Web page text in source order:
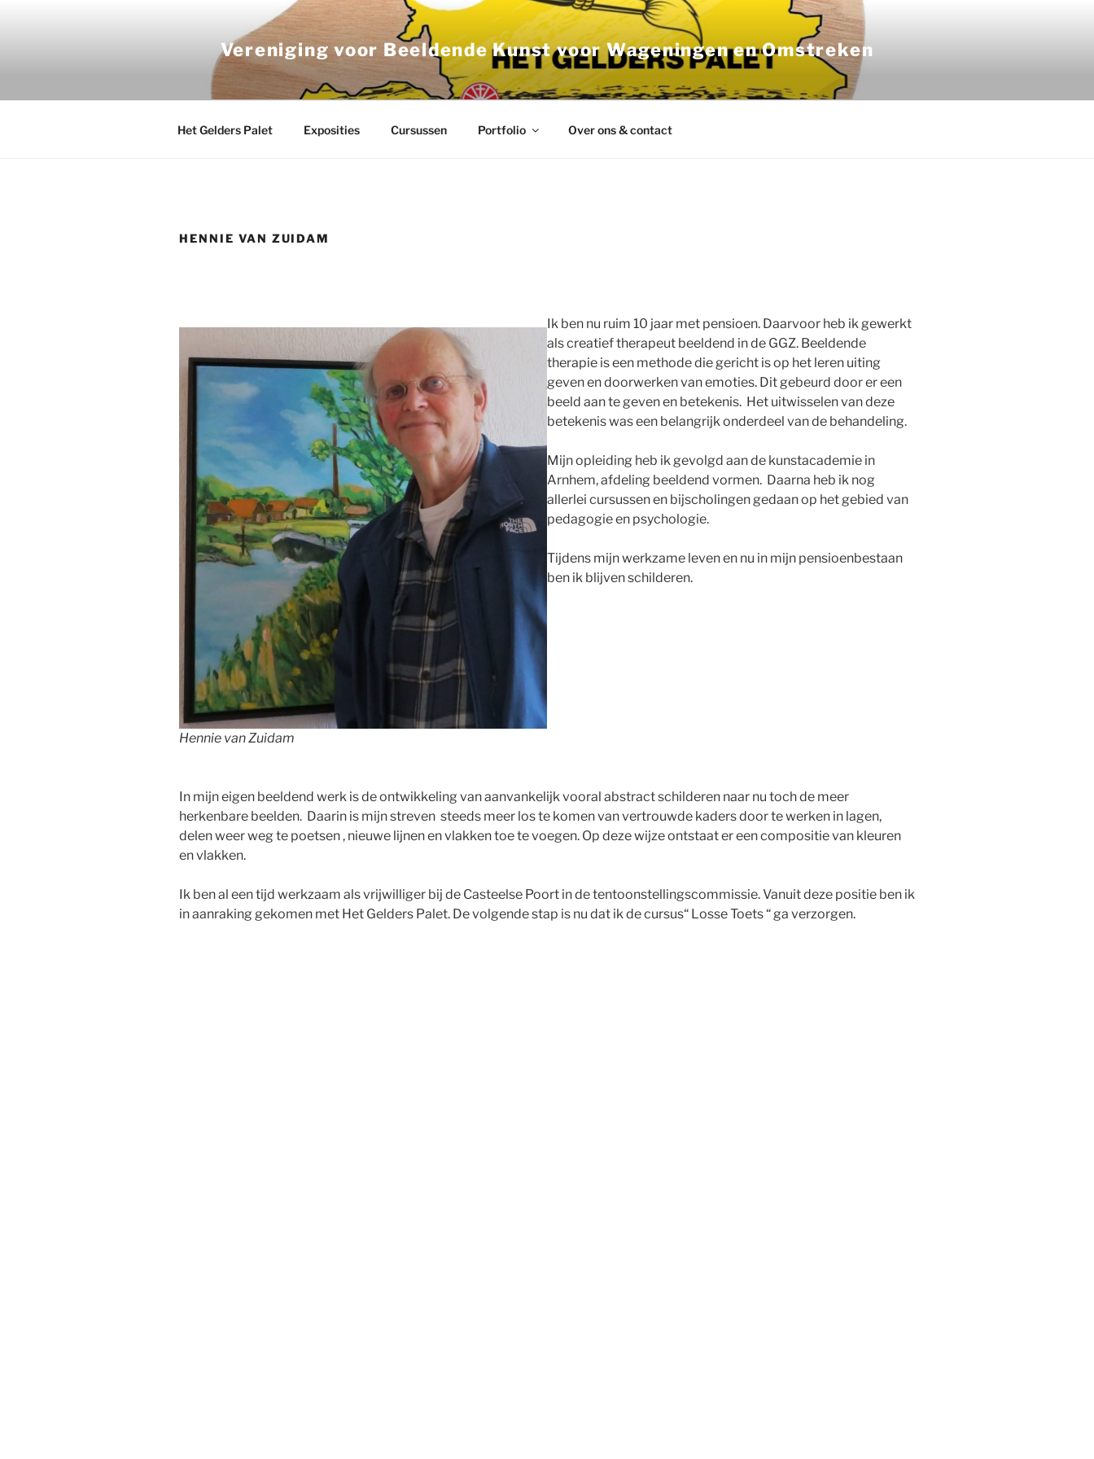
Vereniging voor Beeldende Kunst voor Wageningen en Omstreken
Het Gelders Palet Exposities Cursussen Portfolio Over ons & contact
HENNIE VAN ZUIDAM
Hennie van Zuidam
Ik ben nu ruim 10 jaar met pensioen. Daarvoor heb ik gewerkt
als creatief therapeut beeldend in de GGZ. Beeldende
therapie is een methode die gericht is op het leren uiting
geven en doorwerken van emoties. Dit gebeurd door er een
beeld aan te geven en betekenis. Het uitwisselen van deze
betekenis was een belangrijk onderdeel van de behandeling.
Mijn opleiding heb ik gevolgd aan de kunstacademie in
Arnhem, afdeling beeldend vormen. Daarna heb ik nog
allerlei cursussen en bijscholingen gedaan op het gebied van
pedagogie en psychologie.
Tijdens mijn werkzame leven en nu in mijn pensioenbestaan
ben ik blijven schilderen.
In mijn eigen beeldend werk is de ontwikkeling van aanvankelijk vooral abstract schilderen naar nu toch de meer
herkenbare beelden. Daarin is mijn streven steeds meer los te komen van vertrouwde kaders door te werken in lagen,
delen weer weg te poetsen , nieuwe lijnen en vlakken toe te voegen. Op deze wijze ontstaat er een compositie van kleuren
en vlakken.
Ik ben al een tijd werkzaam als vrijwilliger bij de Casteelse Poort in de tentoonstellingscommissie. Vanuit deze positie ben ik
in aanraking gekomen met Het Gelders Palet. De volgende stap is nu dat ik de cursus“ Losse Toets “ ga verzorgen.